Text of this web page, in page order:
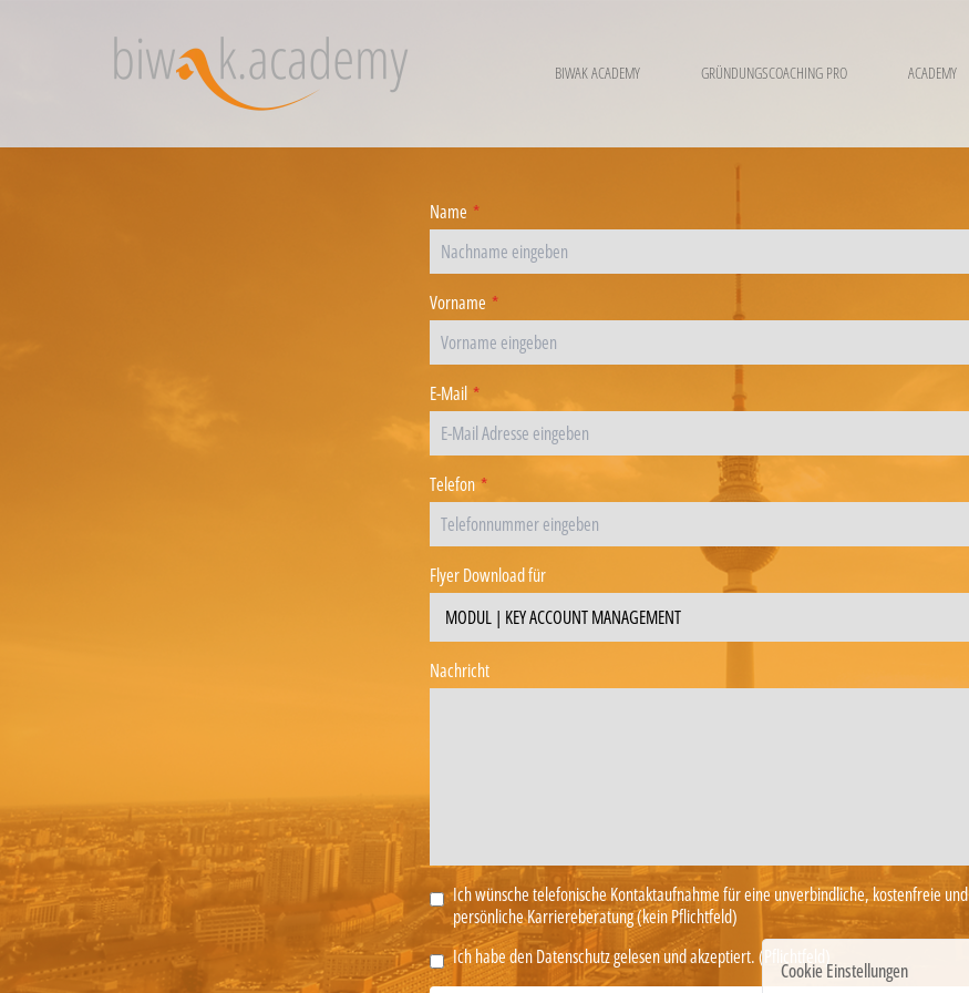
BIWAK ACADEMY GRÜNDUNGSCOACHING PRO ACADEMY
Name *
Vorname *
E-Mail *
Telefon *
Flyer Download für
Nachricht
Ich wünsche telefonische Kontaktaufnahme für eine unverbindliche, kostenfreie und
persönliche Karriereberatung (kein Pflichtfeld)
Ich habe den Datenschutz gelesen und akzeptiert. (Pflichtfeld)
Cookie Einstellungen